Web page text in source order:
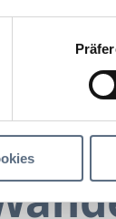
gefürte